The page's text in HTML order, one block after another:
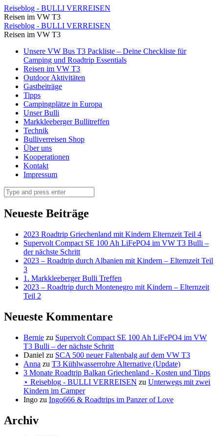
Guten
Nacht
Elsa,
Emma,
Emelie
Reiseblog
BULLI
VERREISEN
Reiseblog - BULLI VERREISEN
Reisen im VW T3
Guten
Nacht
Elsa,
Emma,
und
Emelie
Reiseblog
BULLI
VERREISEN
Reiseblog - BULLI VERREISEN
Reisen im VW T3
Skip
content
Unsere VW Bus T3 Packliste – Deine Checkliste für
Camping und Roadtrip Essentials
Reisen im VW T3
Outdoor Aktivitäten
Gastbeiträge
Tipps
Campingplätze in Europa
Unser Bulli
Markkleeberger Bullitreffen
Technik
Bulliverreisen Shop
Über uns
Kooperationen
Kontakt
Impressum
Search
Neueste Beiträge
2023 Roadtrip Griechenland mit Kindern Elternzeit Teil 4
Supervolt Compact SE 100 Ah LiFePO4 im VW T3 Bulli –
der nächste Schritt
2023 – Roadtrip durch Albanien mit Kindern – Elternzeit Teil
3
1. Markkleeberger Bulli Treffen
2023 – Roadtrip durch Montenegro mit Kindern – Elternzeit
Teil 2
Neueste Kommentare
Bernie zu Supervolt Compact SE 100 Ah LiFePO4 im VW
T3 Bulli – der nächste Schritt
Daniel zu SCA 500 neuer Faltenbalg auf dem VW T3
Anna zu T3 Kühlwasserrohre Alternative (Update)
3 Monate Roadtrip Balkan Griechenland - Kosten und Tipps
⋆ Reiseblog - BULLI VERREISEN zu Unterwegs mit zwei
Kindern im Camper
Ingo zu Ingo666 & Roadtrips im Panzer of Love
Archiv